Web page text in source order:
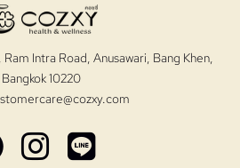
Intra Road, Anusawari, Bang Khen,
Bangkok 10220